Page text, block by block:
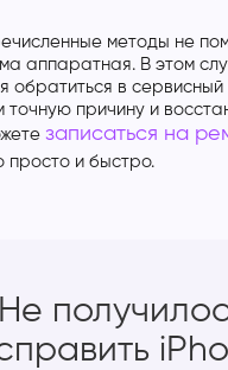
методы не
аппаратная. В этом
обратиться в
причину и
записаться на
просто и быстро.
Не